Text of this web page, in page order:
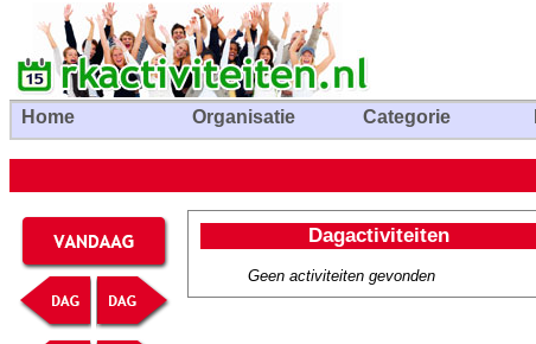
Home Organisatie Categorie
Dagactiviteiten
Geen activiteiten gevonden